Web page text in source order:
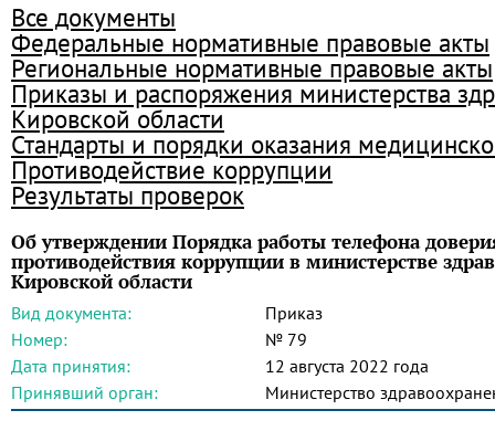
Все документы
Федеральные нормативные правовые акты
Региональные нормативные правовые акты
Приказы и распоряжения министерства
Кировской области
Стандарты и порядки оказания
Противодействие коррупции
Результаты проверок
Об утверждении Порядка работы телефона
противодействия коррупции в министерстве
Кировской области
Вид документа:
Приказ
Номер:
№ 79
Дата принятия:
12 августа 2022 года
Принявший орган:
Министерство